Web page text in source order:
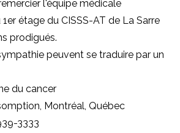
l'équipe médicale
étage du CISSS-AT de La Sarre
prodigués.
peuvent se traduire par un
du cancer
Montréal, Québec
3333